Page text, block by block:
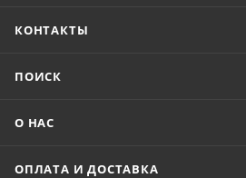
КОНТАКТЫ
ПОИСК
О НАС
ОПЛАТА И ДОСТАВКА